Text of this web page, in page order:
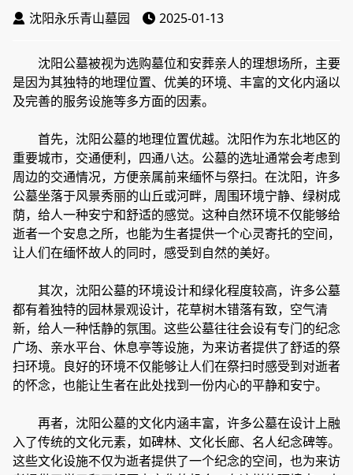
沈阳永乐青山墓园 2025-01-13
沈阳公墓被视为选购墓位和安葬亲人的理想场所，主要
是因为其独特的地理位置、优美的环境、丰富的文化内涵以
及完善的服务设施等多方面的因素。
首先，沈阳公墓的地理位置优越。沈阳作为东北地区的
重要城市，交通便利，四通八达。公墓的选址通常会考虑到
周边的交通情况，方便亲属前来缅怀与祭扫。在沈阳，许多
公墓坐落于风景秀丽的山丘或河畔，周围环境宁静、绿树成
荫，给人一种安宁和舒适的感觉。这种自然环境不仅能够给
逝者一个安息之所，也能为生者提供一个心灵寄托的空间，
让人们在缅怀故人的同时，感受到自然的美好。
其次，沈阳公墓的环境设计和绿化程度较高，许多公墓
都有着独特的园林景观设计，花草树木错落有致，空气清
新，给人一种恬静的氛围。这些公墓往往会设有专门的纪念
广场、亲水平台、休息亭等设施，为来访者提供了舒适的祭
扫环境。良好的环境不仅能够让人们在祭扫时感受到对逝者
的怀念，也能让生者在此处找到一份内心的平静和安宁。
再者，沈阳公墓的文化内涵丰富，许多公墓在设计上融
入了传统的文化元素，如碑林、文化长廊、名人纪念碑等。
这些文化设施不仅为逝者提供了一个纪念的空间，也为来访